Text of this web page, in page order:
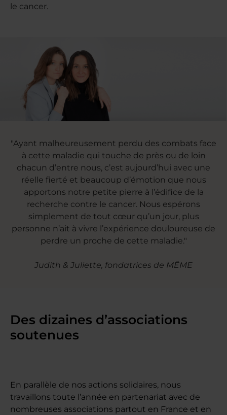
le cancer.
"Ayant malheureusement perdu des combats face
à cette maladie qui touche de près ou de loin
chacun d’entre nous, c’est aujourd’hui avec une
réelle fierté et beaucoup d’émotion que nous
apportons notre petite pierre à l’édifice de la
recherche contre le cancer. Nous espérons
simplement de tout cœur qu’un jour, plus
personne n’ait à vivre l’expérience douloureuse de
perdre un proche de cette maladie."
Judith & Juliette, fondatrices de MÊME
Des dizaines d’associations
soutenues
En parallèle de nos actions solidaires, nous
travaillons toute l’année en partenariat avec de
nombreuses associations partout en France et en